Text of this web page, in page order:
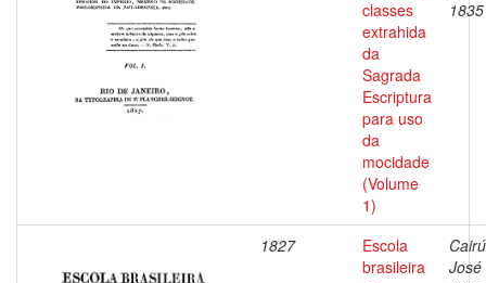
classes
extrahida
da
Sagrada
Escriptura
para uso
da
mocidade
(Volume
1)
1835
1827
Escola
brasileira
José